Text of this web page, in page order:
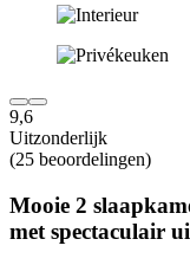
9,6
Uitzonderlijk
(25 beoordelingen)
Mooie 2
met spectaculair